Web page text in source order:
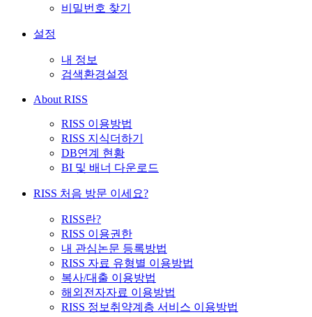
비밀번호 찾기
설정
내 정보
검색환경설정
About RISS
RISS 이용방법
RISS 지식더하기
DB연계 현황
BI 및 배너 다운로드
RISS 처음 방문 이세요?
RISS란?
RISS 이용권한
내 관심논문 등록방법
RISS 자료 유형별 이용방법
복사/대출 이용방법
해외전자자료 이용방법
RISS 정보취약계층 서비스 이용방법